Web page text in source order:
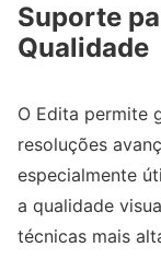
Suporte
Qualidade
O Edita permite
resoluções
especialmente
a qualidade
técnicas mais